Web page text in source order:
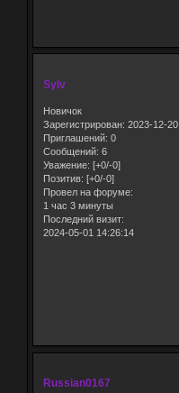
Sylv
Новичок
Зарегистрирован: 2023-12-20
Приглашений: 0
Сообщений: 6
Уважение: [+0/-0]
Позитив: [+0/-0]
Провел на форуме:
1 час 3 минуты
Последний визит:
2024-05-01 14:26:14
Russian0167